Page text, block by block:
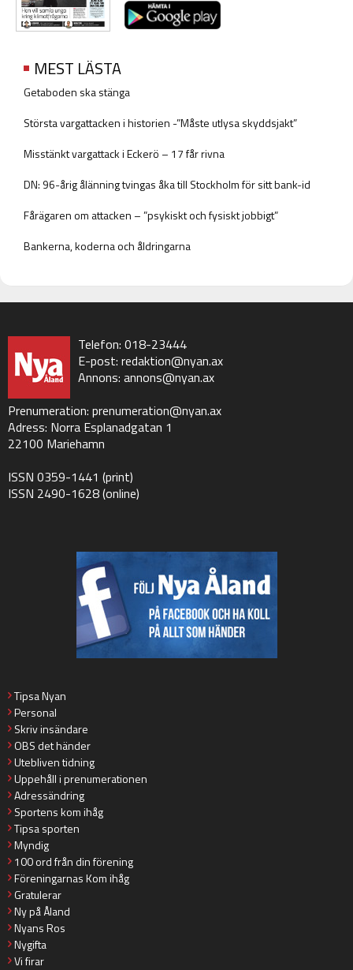
MEST LÄSTA
Getaboden ska stänga
Största vargattacken i historien -”Måste utlysa skyddsjakt”
Misstänkt vargattack i Eckerö – 17 får rivna
DN: 96-årig ålänning tvingas åka till Stockholm för sitt bank-id
Fårägaren om attacken – ”psykiskt och fysiskt jobbigt”
Bankerna, koderna och åldringarna
Telefon: 018-23444
E-post: redaktion@nyan.ax
Annons: annons@nyan.ax
Prenumeration: prenumeration@nyan.ax
Adress: Norra Esplanadgatan 1
22100 Mariehamn
ISSN 0359-1441 (print)
ISSN 2490-1628 (online)
Tipsa Nyan
Personal
Skriv insändare
OBS det händer
Utebliven tidning
Uppehåll i prenumerationen
Adressändring
Sportens kom ihåg
Tipsa sporten
Myndig
100 ord från din förening
Föreningarnas Kom ihåg
Gratulerar
Ny på Åland
Nyans Ros
Nygifta
Vi firar